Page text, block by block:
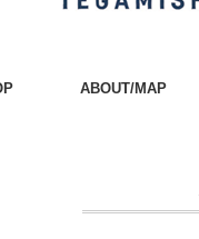
ABOUT/MAP